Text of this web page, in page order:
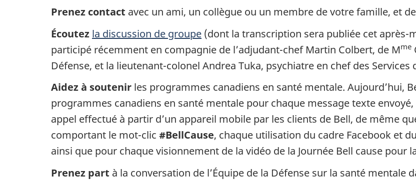
Prenez contact avec un ami, un collègue ou un membre de votre famille, et
Écoutez la discussion de groupe (dont la transcription sera publiée cet après-
participé récemment en compagnie de l’adjudant-chef Martin Colbert, de Mme
Défense, et la lieutenant-colonel Andrea Tuka, psychiatre en chef des Services
Aidez à soutenir les programmes canadiens en santé mentale. Aujourd’hui,
programmes canadiens en santé mentale pour chaque message texte
appel effectué à partir d’un appareil mobile par les clients de Bell, de même
comportant le mot-clic #BellCause, chaque utilisation du cadre Facebook et
ainsi que pour chaque visionnement de la vidéo de la Journée Bell cause pour
Prenez part à la conversation de l’Équipe de la Défense sur la santé mentale